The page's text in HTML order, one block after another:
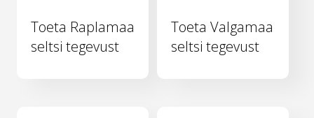
Toeta Raplamaa
seltsi tegevust
Toeta Valgamaa
seltsi tegevust